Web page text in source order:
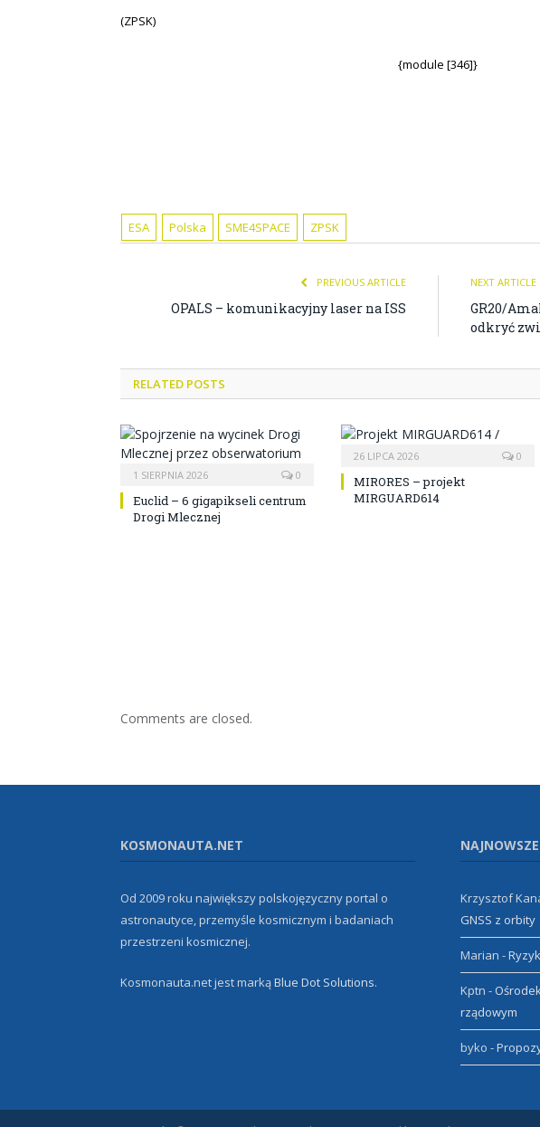
(ZPSK)
{module [346]}
ESA Polska SME4SPACE ZPSK
PREVIOUS ARTICLE
OPALS – komunikacyjny laser na ISS
NEXT ARTICLE
GR20/
odkryć
RELATED POSTS
1 SIERPNIA 2026 0
Euclid – 6 gigapikseli centrum
Drogi Mlecznej
26 LIPCA 2026 0
MIRORES – projekt
MIRGUARD614
Comments are closed.
KOSMONAUTA.NET
Od 2009 roku największy polskojęzyczny portal o
astronautyce, przemyśle kosmicznym i badaniach
przestrzeni kosmicznej.
Kosmonauta.net jest markąBlue Dot Solutions.
Krzysztof
GNSS z orbity
Marian -
Kptn -
rządowym
byko -